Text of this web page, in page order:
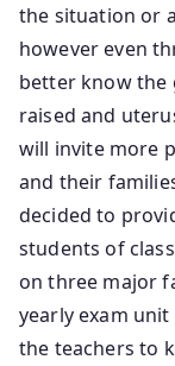
the situation or
however even
better know the
raised and
will invite more
and their
decided to
students of
on three major
yearly exam
the teachers to